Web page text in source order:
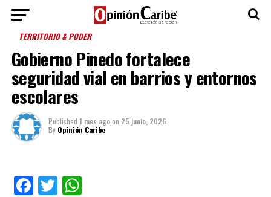
TERRITORIO & PODER
Gobierno Pinedo fortalece
seguridad vial en barrios y entornos
escolares
Published 1 mes agoon 25 junio, 2026
By Opinión Caribe
Facebook
TwitterWhatsApp